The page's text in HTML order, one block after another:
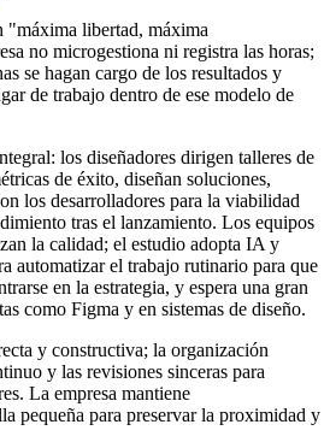
"máxima libertad, máxima
no microgestiona ni registra las horas;
se hagan cargo de los resultados y
de trabajo dentro de ese modelo de
los diseñadores dirigen talleres de
de éxito, diseñan soluciones,
los desarrolladores para la viabilidad
tras el lanzamiento. Los equipos
la calidad; el estudio adopta IA y
automatizar el trabajo rutinario para que
en la estrategia, y espera una gran
como Figma y en sistemas de diseño.
y constructiva; la organización
y las revisiones sinceras para
La empresa mantiene
pequeña para preservar la proximidad y